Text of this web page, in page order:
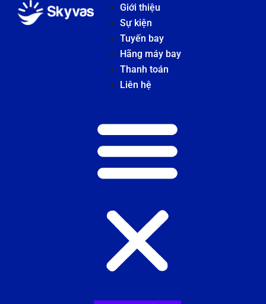
Giới thiệu
Sự kiện
Tuyến bay
Hãng máy bay
Thanh toán
Liên hệ